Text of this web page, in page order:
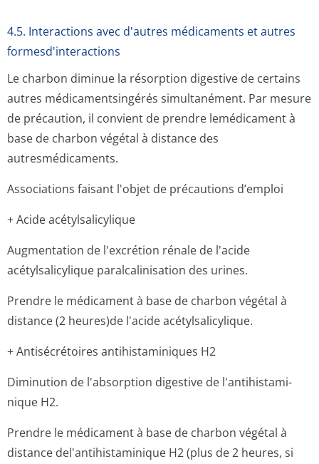
4.5. Interactions avec d'autres médicaments et autres
formesd'interactions
Le charbon diminue la résorption digestive de certains
autres médicamentsingérés simultanément. Par mesure
de précaution, il convient de prendre lemédicament à
base de charbon végétal à distance des
autresmédicaments.
Associations faisant l'objet de précautions d’emploi
+ Acide acétylsalicylique
Augmentation de l'excrétion rénale de l'acide
acétylsalicylique paralcalinisation des urines.
Prendre le médicament à base de charbon végétal à
distance (2 heures)de l'acide acétylsalicylique.
+ Antisécrétoires antihistaminiques H2
Diminution de l'absorption digestive de l'antihistami­
nique H2.
Prendre le médicament à base de charbon végétal à
distance del'antihista­minique H2 (plus de 2 heures, si